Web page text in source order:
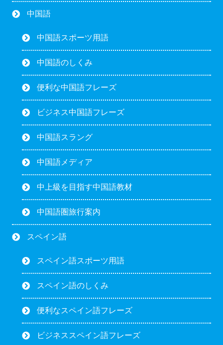
中国語
中国語スポーツ用語
中国語のしくみ
便利な中国語フレーズ
ビジネス中国語フレーズ
中国語スラング
中国語メディア
中上級を目指す中国語教材
中国語圏旅行案内
スペイン語
スペイン語スポーツ用語
スペイン語のしくみ
便利なスペイン語フレーズ
ビジネススペイン語フレーズ